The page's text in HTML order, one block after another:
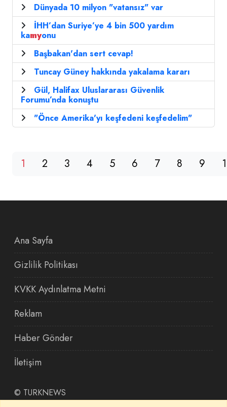
Dünyada 10 milyon "vatansız" var
İHH’dan Suriye’ye 4 bin 500 yardım
kamyonu
Başbakan'dan sert cevap!
Tuncay Güney hakkında yakalama kararı
Gül, Halifax Uluslararası Güvenlik
Forumu’nda konuştu
"Önce Amerika'yı keşfedeni keşfedelim"
1 2 3 4 5 6 7 8 9
Ana Sayfa
Gizlilik Politikası
KVKK Aydınlatma Metni
Reklam
Haber Gönder
İletişim
© TURKNEWS